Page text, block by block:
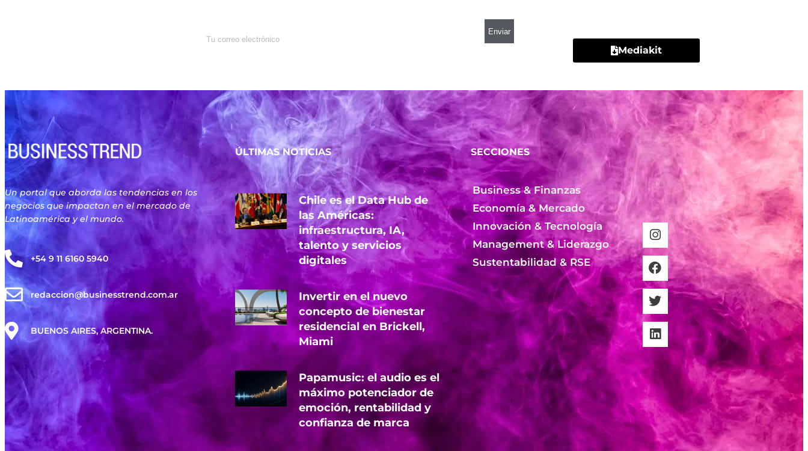
Mediakit
Un portal que aborda las tendencias en los
negocios que impactan en el mercado de
Latinoamérica y el mundo.
+54 9 11 6160 5940
redaccion@businesstrend.com.ar
BUENOS AIRES, ARGENTINA.
ÚLTIMAS NOTICIAS
Chile es el Data Hub de
las Américas:
infraestructura, IA,
talento y servicios
digitales
Invertir en el nuevo
concepto de bienestar
residencial en Brickell,
Miami
Papamusic: el audio es el
máximo potenciador de
emoción, rentabilidad y
confianza de marca
SECCIONES
Business & Finanzas
Economía & Mercado
Innovación & Tecnología
Management & Liderazgo
Sustentabilidad & RSE